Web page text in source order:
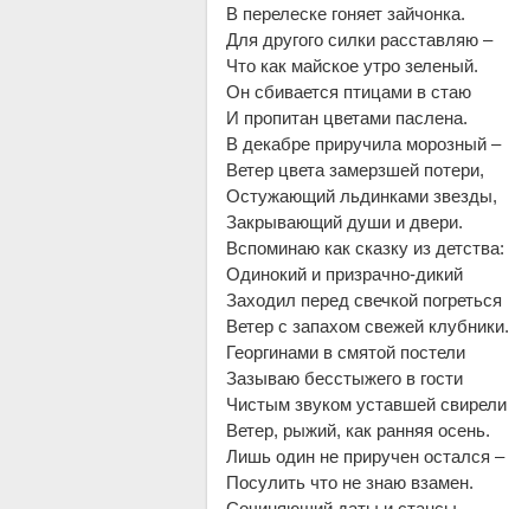
В перелеске гоняет зайчонка.
Для другого силки расставляю –
Что как майское утро зеленый.
Он сбивается птицами в стаю
И пропитан цветами паслена.
В декабре приручила морозный –
Ветер цвета замерзшей потери,
Остужающий льдинками звезды,
Закрывающий души и двери.
Вспоминаю как сказку из детства:
Одинокий и призрачно-дикий
Заходил перед свечкой погреться
Ветер с запахом свежей клубники.
Георгинами в смятой постели
Зазываю бесстыжего в гости
Чистым звуком уставшей свирели
Ветер, рыжий, как ранняя осень.
Лишь один не приручен остался –
Посулить что не знаю взамен.